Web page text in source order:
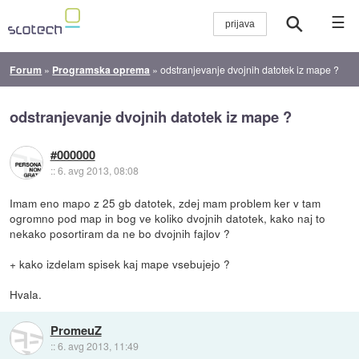
☰
Forum » Programska oprema »odstranjevanje dvojnih datotek iz mape ?
odstranjevanje dvojnih datotek iz mape ?
#000000
::6. avg 2013, 08:08
Imam eno mapo z 25 gb datotek, zdej mam problem ker v tam
ogromno pod map in bog ve koliko dvojnih datotek, kako naj to
nekako posortiram da ne bo dvojnih fajlov ?
+ kako izdelam spisek kaj mape vsebujejo ?
Hvala.
PromeuZ
::6. avg 2013, 11:49